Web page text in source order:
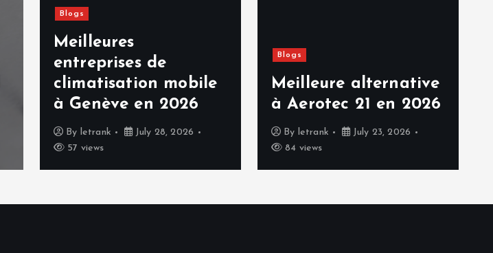
Blogs
Meilleures
entreprises de
climatisation mobile
à Genève en 2026
By letrank
July 28, 2026
57 views
Blogs
Meilleure alternative
à Aerotec 21 en 2026
By letrank
July 23, 2026
84 views